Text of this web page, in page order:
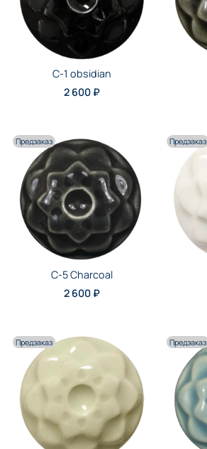
C-1 obsidian
2 600 ₽
Предзаказ
C-5 Charcoal
2 600 ₽
Предзаказ
Предзаказ Предзаказ